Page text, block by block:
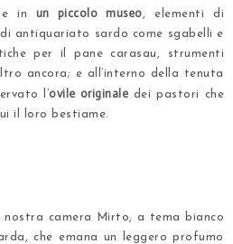
in un piccolo museo , elementi di
antiquariato sardo come sgabelli e
per il pane carasau, strumenti
ancora; e all’interno della tenuta
l’ovile originale dei pastori che
il loro bestiame.
camera Mirto, a tema bianco
che emana un leggero profumo